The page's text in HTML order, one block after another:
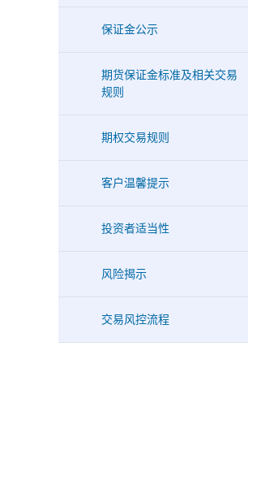
保证金公示
期货保证金标准及相关交易
规则
期权交易规则
客户温馨提示
投资者适当性
风险揭示
交易风控流程